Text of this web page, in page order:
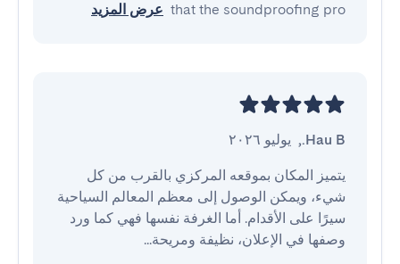
that the soundproofing pro عرض المزيد
Hau B.
, يوليو ٢٠٢٦
وصفها في الإعلان، نظيفة ومريحة...